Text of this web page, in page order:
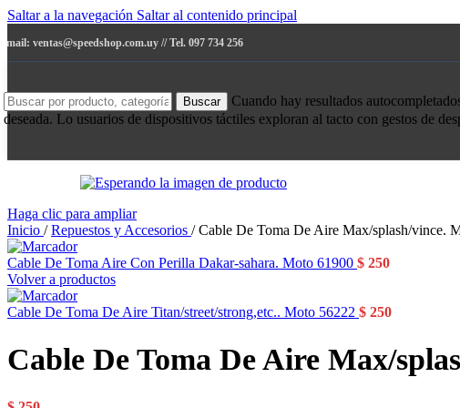
Saltar a la navegación Saltar al contenido principal
mail: ventas@speedshop.com.uy // Tel. 097 734 256
Buscar
Cuando hay resultados
deseada. Lo usuarios de dispositivos táctiles exploran al tacto con gestos de
Haga clic para ampliar
Inicio / Repuestos y Accesorios / Cable De Toma De Aire Max/splash/vince.
Cable De Toma Aire Con Perilla Dakar-sahara. Moto 61900 $ 250
Volver a productos
Cable De Toma De Aire Titan/street/strong,etc.. Moto 56222 $ 250
Cable De Toma De Aire Max/